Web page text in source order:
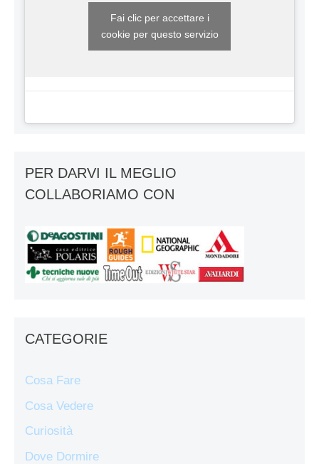
Fai clic per accettare i
cookie per questo servizio
PER DARVI IL MEGLIO
COLLABORIAMO CON
CATEGORIE
Cosa Fare
Cosa Vedere
Curiosità
Dove Dormire